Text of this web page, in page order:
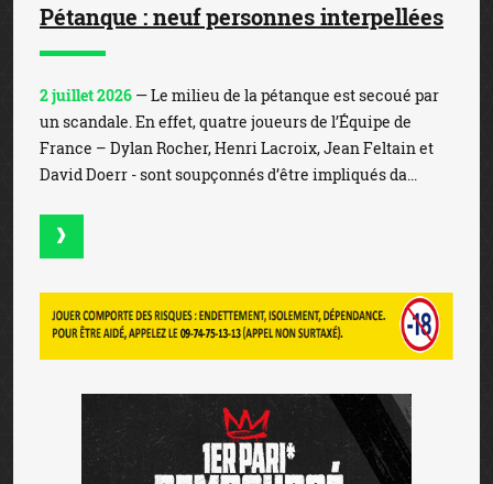
Pétanque : neuf personnes interpellées
2 juillet 2026 — Le milieu de la pétanque est secoué par
un scandale. En effet, quatre joueurs de l’Équipe de
France – Dylan Rocher, Henri Lacroix, Jean Feltain et
David Doerr - sont soupçonnés d’être impliqués da...